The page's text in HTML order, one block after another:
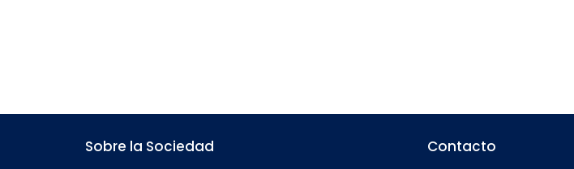
Sobre la Sociedad
Contacto